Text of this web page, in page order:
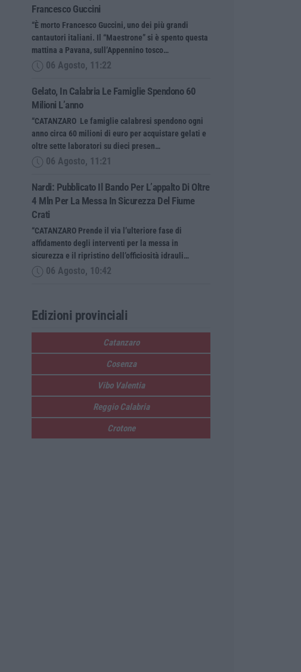
Francesco Guccini
“È morto Francesco Guccini, uno dei più grandi
cantautori italiani. Il “Maestrone” si è spento questa
mattina a Pavana, sull’Appennino tosco…
06 Agosto, 11:22
Gelato, In Calabria Le Famiglie Spendono 60
Milioni L’anno
“CATANZARO Le famiglie calabresi spendono ogni
anno circa 60 milioni di euro per acquistare gelati e
oltre sette laboratori su dieci presen…
06 Agosto, 11:21
Nardi: Pubblicato Il Bando Per L’appalto Di Oltre
4 Mln Per La Messa In Sicurezza Del Fiume
Crati
“CATANZARO Prende il via l’ulteriore fase di
affidamento degli interventi per la messa in
sicurezza e il ripristino dell’officiosità idrauli…
06 Agosto, 10:42
Edizioni provinciali
Catanzaro
Cosenza
Vibo Valentia
Reggio Calabria
Crotone